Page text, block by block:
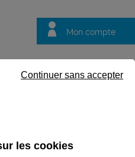
Mon compte
questions
les cookies
Continuer sans accepter